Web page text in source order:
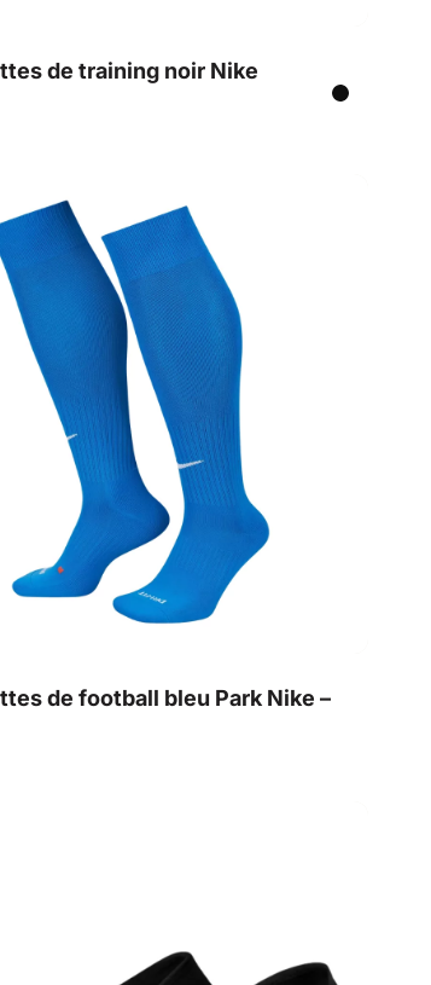
de training noir Nike
de football bleu Park Nike –